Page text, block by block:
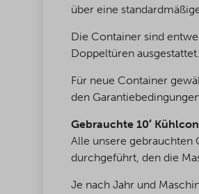
über eine
Die Container sind
Doppeltüren ausgestattet.
Für neue Container
den
Gebrauchte 10′
Alle unsere gebrauchten
durchgeführt, den die
Je nach Jahr und